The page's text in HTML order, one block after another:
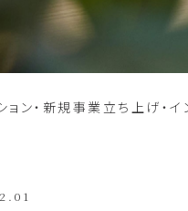
ョン・新規事業立ち上げ・